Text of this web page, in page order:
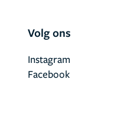
Volg ons
Facebook
Instagram